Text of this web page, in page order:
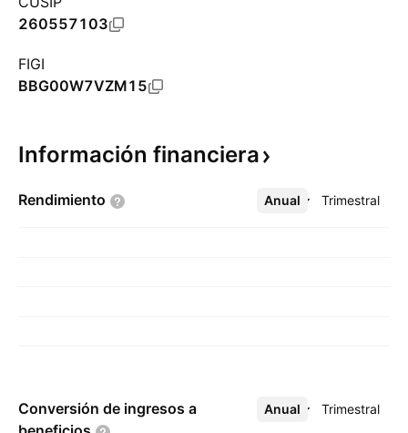
260557103
FIGI
BBG00W7VZM15
Información financiera
Rendimiento Anual Trimestral
Más
Conversión de ingresos a
Anual Trimestral
Más